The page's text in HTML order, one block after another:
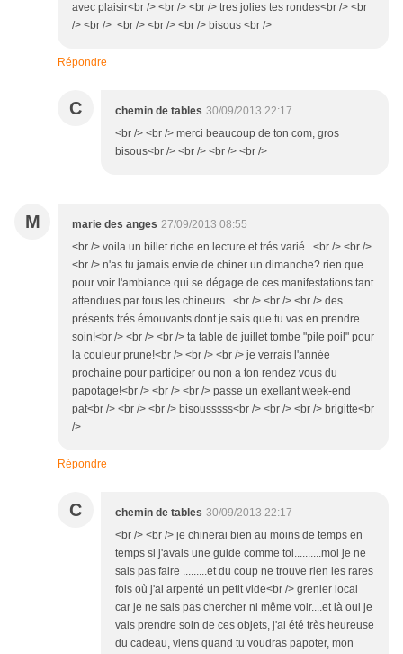
avec plaisir<br /> <br /> <br /> tres jolies tes rondes<br /> <br
/> <br /> <br /> <br /> <br /> bisous <br />
Répondre
C chemin de tables 30/09/2013 22:17
<br /> <br /> merci beaucoup de ton com, gros
bisous<br /> <br /> <br /> <br />
M marie des anges 27/09/2013 08:55
<br /> voila un billet riche en lecture et trés varié...<br /> <br />
<br /> n'as tu jamais envie de chiner un dimanche? rien que
pour voir l'ambiance qui se dégage de ces manifestations tant
attendues par tous les chineurs...<br /> <br /> <br /> des
présents trés émouvants dont je sais que tu vas en prendre
soin!<br /> <br /> <br /> ta table de juillet tombe "pile poil" pour
la couleur prune!<br /> <br /> <br /> je verrais l'année
prochaine pour participer ou non a ton rendez vous du
papotage!<br /> <br /> <br /> passe un exellant week-end
pat<br /> <br /> <br /> bisousssss<br /> <br /> <br /> brigitte<br
/>
Répondre
C chemin de tables 30/09/2013 22:17
<br /> <br /> je chinerai bien au moins de temps en
temps si j'avais une guide comme toi..........moi je ne
sais pas faire .........et du coup ne trouve rien les rares
fois où j'ai arpenté un petit vide<br /> grenier local
car je ne sais pas chercher ni même voir....et là oui je
vais prendre soin de ces objets, j'ai été très heureuse
du cadeau, viens quand tu voudras papoter, mon